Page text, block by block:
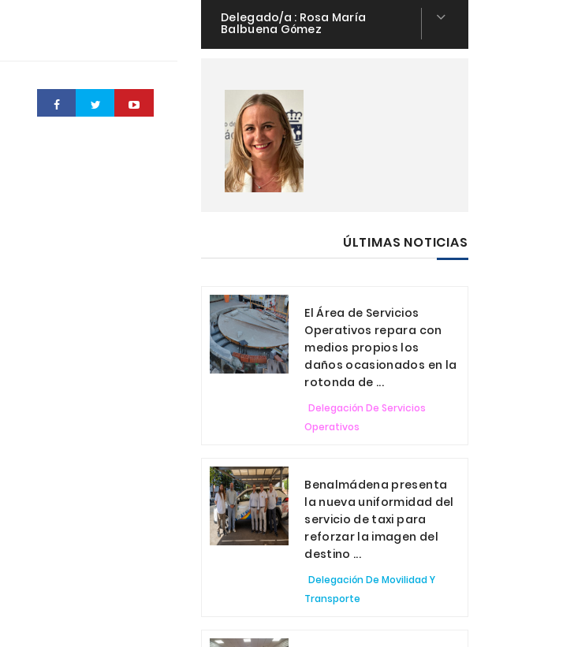
Delegado/a : Rosa María
Balbuena Gómez
ÚLTIMAS NOTICIAS
El Área de Servicios
Operativos repara con
medios propios los
daños ocasionados en la
rotonda de ...
Delegación De Servicios
Operativos
Benalmádena presenta
la nueva uniformidad del
servicio de taxi para
reforzar la imagen del
destino ...
Delegación De Movilidad Y
Transporte